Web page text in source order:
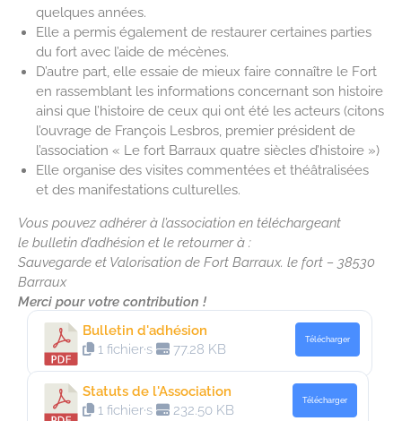
quelques années.
Elle a permis également de restaurer certaines parties
du fort avec l’aide de mécènes.
D’autre part, elle essaie de mieux faire connaître le Fort
en rassemblant les informations concernant son histoire
ainsi que l’histoire de ceux qui ont été les acteurs (citons
l’ouvrage de François Lesbros, premier président de
l’association « Le fort Barraux quatre siècles d’histoire »)
Elle organise des visites commentées et théâtralisées
et des manifestations culturelles.
Vous pouvez adhérer à l’association en téléchargeant
le bulletin d’adhésion et le retourner à :
Sauvegarde et Valorisation de Fort Barraux. le fort – 38530
Barraux
Merci pour votre contribution !
Bulletin d'adhésion
1 fichier·s
77.28 KB
Télécharger
Statuts de l'Association
1 fichier·s
232.50 KB
Télécharger